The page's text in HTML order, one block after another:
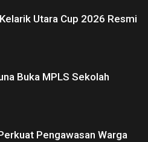
Utara Cup 2026 Resmi
Buka MPLS Sekolah
Pengawasan Warga